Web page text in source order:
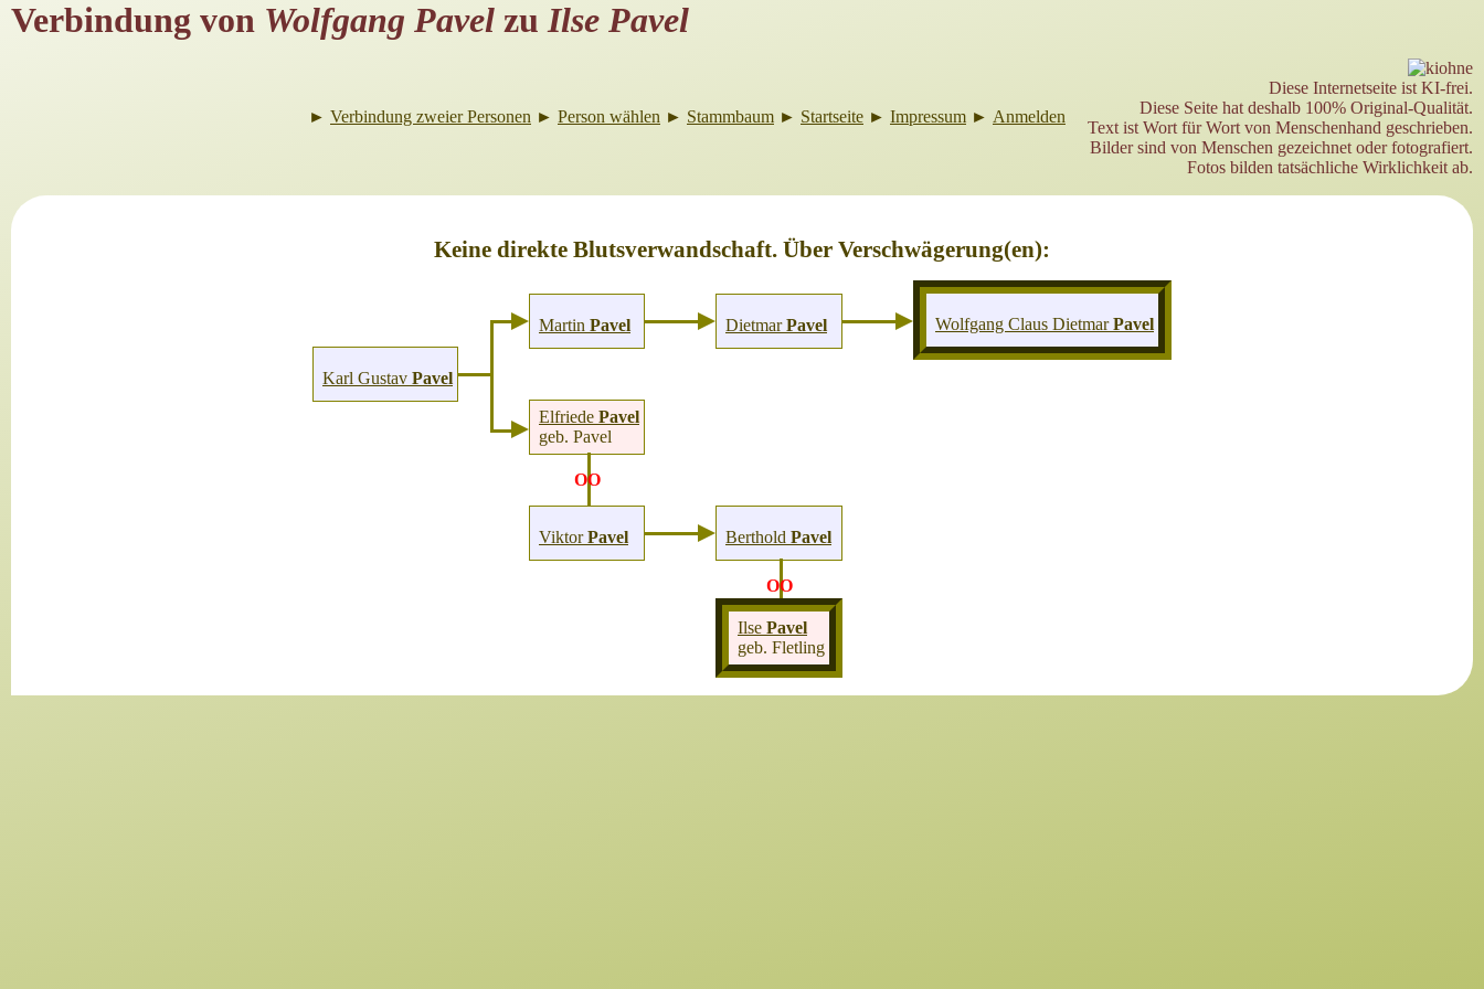
Verbindung von Wolfgang Pavel zu Ilse Pavel
► Verbindung zweier Personen ► Person wählen ► Stammbaum ► Startseite ► Impressum ► Anmelden
Diese Internetseite ist KI-frei.
Diese Seite hat deshalb 100% Original-Qualität.
Text ist Wort für Wort von Menschenhand geschrieben.
Bilder sind von Menschen gezeichnet oder fotografiert.
Fotos bilden tatsächliche Wirklichkeit ab.
Keine direkte Blutsverwandschaft. Über Verschwägerung(en):
Karl Gustav Pavel
Martin Pavel
Elfriede Pavel
geb. Pavel
OO
ViktorPavel
DietmarPavel
Berthold Pavel
OO
Ilse Pavel
geb. Fletling
Wolfgang Claus DietmarPavel